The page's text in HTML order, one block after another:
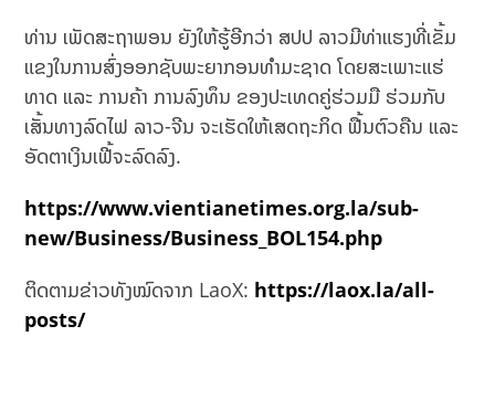
ທ່ານ ເພັດສະຖາພອນ ຍັງໃຫ້ຮູ້ອີກວ່າ ສປປ ລາວມີທ່າແຮງທີ່ເຂັ້ມ
ແຂງໃນການສົ່ງອອກຊັບພະຍາກອນທຳມະຊາດ ໂດຍສະເພາະແຮ່
ທາດ ແລະ ການຄ້າ ການລົງທຶນ ຂອງປະເທດຄູ່ຮ່ວມມື ຮ່ວມກັບ
ເສັ້ນທາງລົດໄຟ ລາວ-ຈີນ ຈະເຮັດໃຫ້ເສດຖະກິດ ຟື້ນຕົວຄືນ ແລະ
ອັດຕາເງິນເຟີ້ຈະລົດລົງ.
https://www.vientianetimes.org.la/sub-
new/Business/Business_BOL154.php
ຕິດຕາມຂ່າວທັງໝົດຈາກ LaoX: https://laox.la/all-
posts/